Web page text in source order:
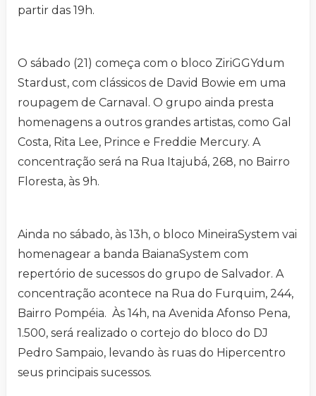
partir das 19h.
O sábado (21) começa com o bloco ZiriGGYdum
Stardust, com clássicos de David Bowie em uma
roupagem de Carnaval. O grupo ainda presta
homenagens a outros grandes artistas, como Gal
Costa, Rita Lee, Prince e Freddie Mercury. A
concentração será na Rua Itajubá, 268, no Bairro
Floresta, às 9h.
Ainda no sábado, às 13h, o bloco MineiraSystem vai
homenagear a banda BaianaSystem com
repertório de sucessos do grupo de Salvador. A
concentração acontece na Rua do Furquim, 244,
Bairro Pompéia. Às 14h, na Avenida Afonso Pena,
1.500, será realizado o cortejo do bloco do DJ
Pedro Sampaio, levando às ruas do Hipercentro
seus principais sucessos.